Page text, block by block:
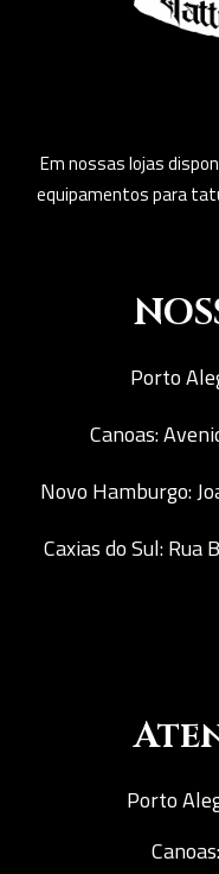
Em nossas lojas
equipamentos para
Porto
Canoas:
Novo Hamburgo:
Caxias do Sul: Rua
Porto